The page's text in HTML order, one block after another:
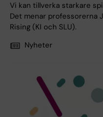
Vi kan tillverka starkare
Det menar professorerna
Rising (KI och SLU).
Nyheter